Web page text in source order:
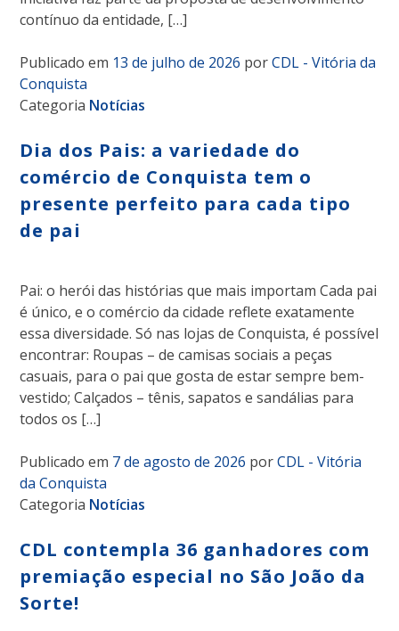
contínuo da entidade, […]
Publicado em 13 de julho de 2026 porCDL - Vitória da
Conquista
Categoria Notícias
Dia dos Pais: a variedade do
comércio de Conquista tem o
presente perfeito para cada tipo
de pai
Pai: o herói das histórias que mais importam Cada pai
é único, e o comércio da cidade reflete exatamente
essa diversidade. Só nas lojas de Conquista, é possível
encontrar: Roupas – de camisas sociais a peças
casuais, para o pai que gosta de estar sempre bem-
vestido; Calçados – tênis, sapatos e sandálias para
todos os […]
Publicado em 7 de agosto de 2026 porCDL - Vitória
da Conquista
Categoria Notícias
CDL contempla 36 ganhadores com
premiação especial no São João da
Sorte!